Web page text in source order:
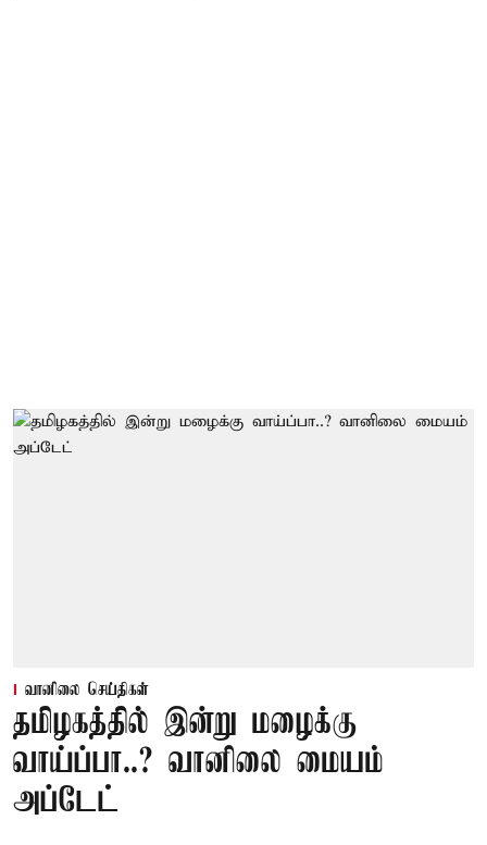
வானிலை செய்திகள்
தமிழகத்தில் இன்று மழைக்கு
வாய்ப்பா..? வானிலை மையம்
அப்டேட்